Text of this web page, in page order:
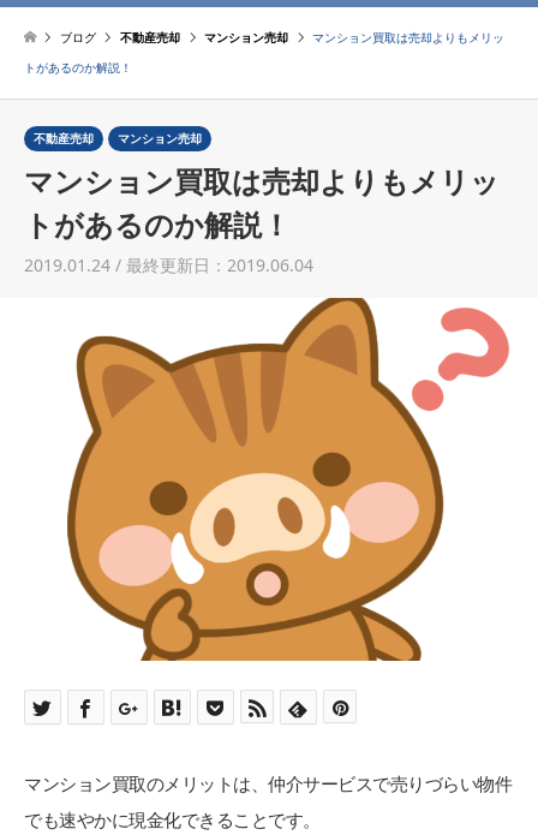
不動産投資
マンション売却
土地売却
税金について
運営会社
運営会社
利用規約について
掲載受付窓口はこちら
ブログ 不動産売却 マンション売却
マンション買取は売却よりもメリッ
トがあるのか解説！
不動産売却 マンション売却
マンション買取は売却よりもメリッ
トがあるのか解説！
2019.01.24 / 最終更新日：2019.06.04
マンション買取のメリットは、仲介サービスで売りづらい物件
でも速やかに現金化できることです。